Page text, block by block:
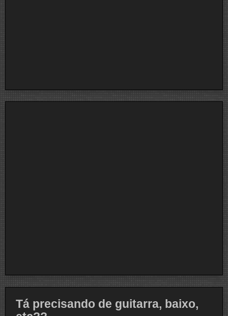
Tá precisando de guitarra, baixo,